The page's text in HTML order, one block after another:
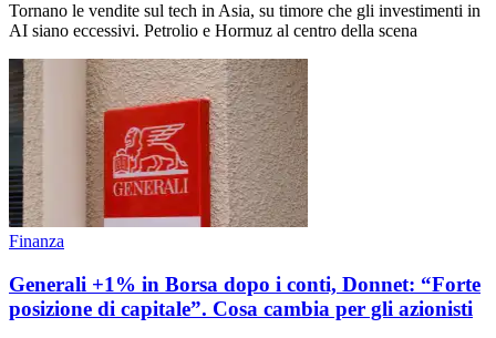
Tornano le vendite sul tech in Asia, su timore che gli investimenti in
AI siano eccessivi. Petrolio e Hormuz al centro della scena
Finanza
Generali +1% in Borsa dopo i conti, Donnet: “Forte
posizione di capitale”. Cosa cambia per gli azionisti